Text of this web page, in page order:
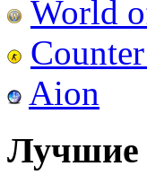
World
Aion